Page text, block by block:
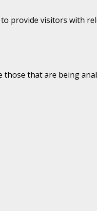
provide visitors with
that are being